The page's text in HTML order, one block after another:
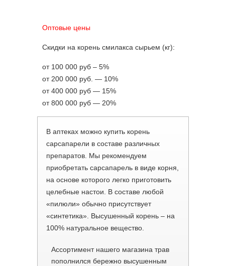
Оптовые цены
Скидки на корень смилакса сырьем (кг):
от 100 000 руб – 5%
от 200 000 руб. — 10%
от 400 000 руб — 15%
от 800 000 руб — 20%
В аптеках можно купить корень
сарсапарели в составе различных
препаратов. Мы рекомендуем
приобретать сарсапарель в виде корня,
на основе которого легко приготовить
целебные настои. В составе любой
«пилюли» обычно присутствует
«синтетика». Высушенный корень – на
100% натуральное вещество.
Ассортимент нашего магазина трав
пополнился бережно высушенным